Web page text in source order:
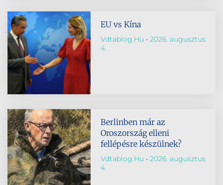
EU vs Kína
Vdtablog.hu
2026. augusztus
4.
Berlinben már az
Oroszország elleni
fellépésre készülnek?
Vdtablog.hu
2026. augusztus
4.